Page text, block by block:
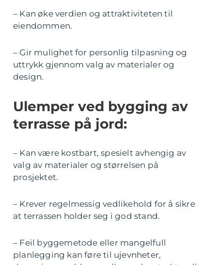
– Kan øke verdien og attraktiviteten til
eiendommen.
– Gir mulighet for personlig tilpasning og
uttrykk gjennom valg av materialer og
design.
Ulemper ved bygging av
terrasse på jord:
– Kan være kostbart, spesielt avhengig av
valg av materialer og størrelsen på
prosjektet.
– Krever regelmessig vedlikehold for å sikre
at terrassen holder seg i god stand.
– Feil byggemetode eller mangelfull
planlegging kan føre til ujevnheter,